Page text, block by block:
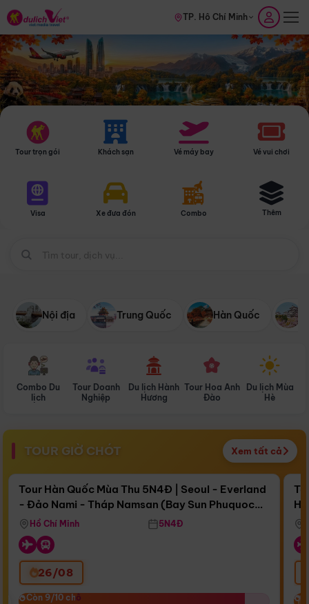
TP. Hồ Chí Minh
Tour trọn gói Khách sạn Vé máy bay Vé vui chơi
Visa Xe đưa đón Combo Thêm
Nội địa Trung Quốc Hàn Quốc
Combo Du
lịch
Tour Doanh
Nghiệp
Du lịch Hành
Hương
Tour Hoa Anh
Đào
Du lịch Mùa
Hè
TOUR GIỜ CHÓT Xem tất cả
Còn16 ngày 10:51:39
Bay Sun Phuquoc Airways
Điểm nổi bật
Tour Hàn Quốc Mùa Thu 5N4Đ | Seoul - Everland
- Đảo Nami - Tháp Namsan (Bay Sun Phuquoc
Airways)
Hồ Chí Minh 5N4Đ
26/08
Còn 9/10 chỗ
Còn 9/10 chỗ